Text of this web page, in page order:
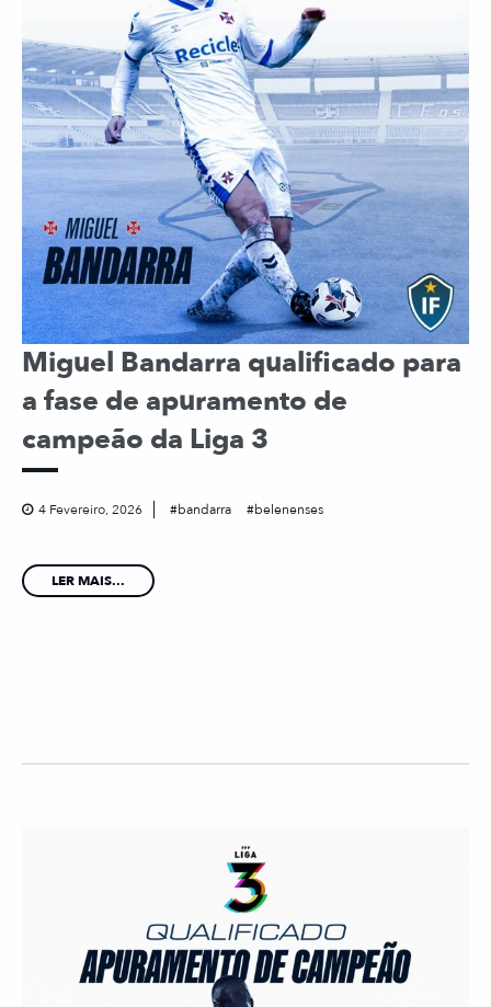
Miguel Bandarra qualificado para
a fase de apuramento de
campeão da Liga 3
4 Fevereiro, 2026 bandarra belenenses
LER MAIS...